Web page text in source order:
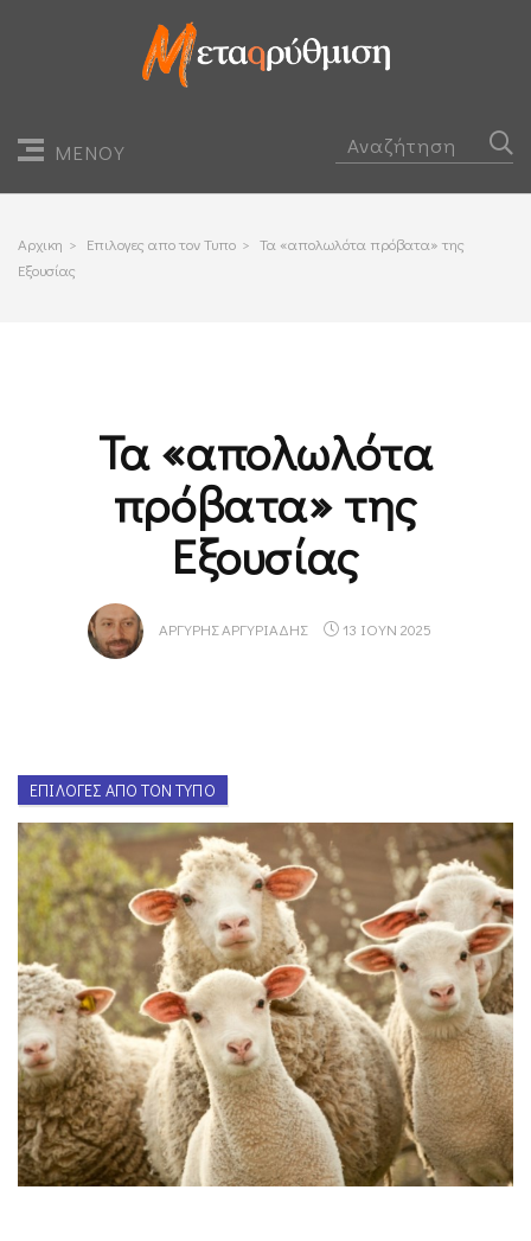
ΜΕΝΟΥ
Αρχικη > Επιλογες απο τον Τυπο > Τα «απολωλότα πρόβατα» της
Εξουσίας
Τα «απολωλότα
πρόβατα» της
Εξουσίας
ΑΡΓΎΡΗΣ ΑΡΓΥΡΙΆΔΗΣ 13 ΙΟΥΝ 2025
ΕΠΙΛΟΓΈΣ ΑΠΌ ΤΟΝ ΤΎΠΟ